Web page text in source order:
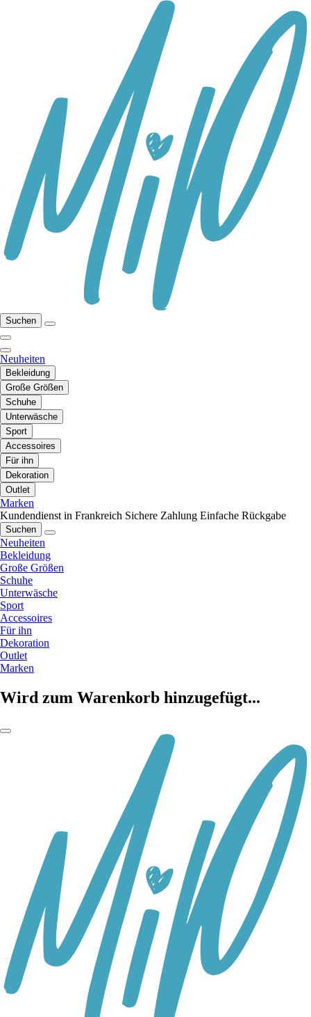
Suchen
Neuheiten
Bekleidung
Große Größen
Schuhe
Unterwäsche
Sport
Accessoires
Für ihn
Dekoration
Outlet
Marken
Kundendienst in Frankreich Sichere Zahlung Einfache Rückgabe
Suchen
Neuheiten
Bekleidung
Große Größen
Schuhe
Unterwäsche
Sport
Accessoires
Für ihn
Dekoration
Outlet
Marken
Wird zum Warenkorb hinzugefügt...